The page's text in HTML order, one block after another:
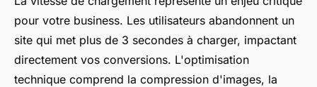
pour votre business. Les utilisateurs abandonnent un
site qui met plus de 3 secondes à charger, impactant
directement vos conversions. L'optimisation
technique comprend la compression d'images, la